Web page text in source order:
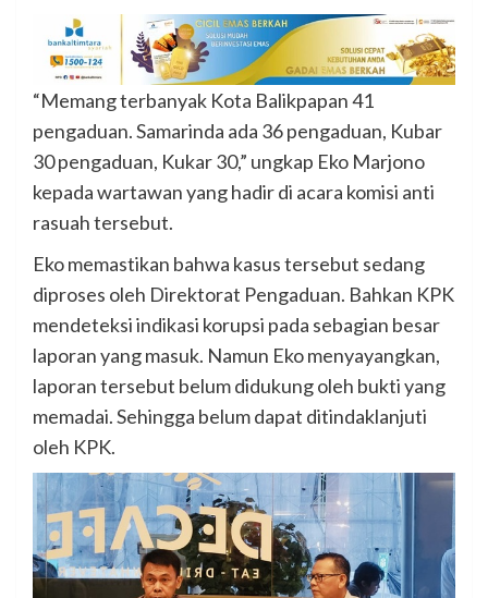
“Memang terbanyak Kota Balikpapan 41
pengaduan. Samarinda ada 36 pengaduan, Kubar
30 pengaduan, Kukar 30,” ungkap Eko Marjono
kepada wartawan yang hadir di acara komisi anti
rasuah tersebut.
Eko memastikan bahwa kasus tersebut sedang
diproses oleh Direktorat Pengaduan. Bahkan KPK
mendeteksi indikasi korupsi pada sebagian besar
laporan yang masuk. Namun Eko menyayangkan,
laporan tersebut belum didukung oleh bukti yang
memadai. Sehingga belum dapat ditindaklanjuti
oleh KPK.